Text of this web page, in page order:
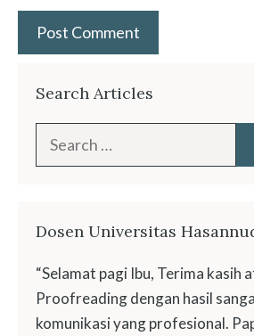
Search Articles
Dosen Universitas
“Selamat pagi Ibu, Terima kasih
Proofreading dengan hasil
komunikasi yang profesional.